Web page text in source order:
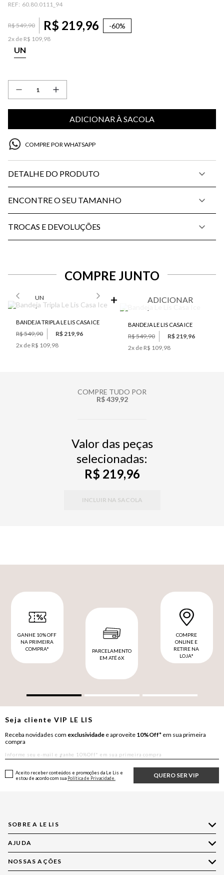
: 60.80.0111_94
R$549,90 R$ 219,96 -60%
2x de R$ 109,98
UN
ADICIONAR À SACOLA
COMPRE POR WHATSAPP
DETALHE DO PRODUTO
ENCONTRE O SEU TAMANHO
TROCAS E DEVOLUÇÕES
COMPRE JUNTO
UN
BANDEJA TRIPLA LE LIS CASA ICE
R$ 549,90
R$ 219,96
2x de R$ 109,98
ADICIONAR
BANDEJA LE LIS CASA ICE
R$ 549,90
R$ 219,96
2x de R$ 109,98
COMPRE TUDO POR
R$ 439,92
Valor das peças
selecionadas:
R$ 219,96
INCLUIR NA SACOLA
GANHE 10% OFF
NA PRIMEIRA
COMPRA*
PARCELAMENTO
EM ATÉ 6X
COMPRE
ONLINE E
RETIRE NA
LOJA*
Seja clienteVIP LE LIS
Receba novidades com exclusividade e aproveite 10%Off* em sua primeira
compra
QUERO SER VIP
Aceito receber conteúdos e promoções da Le Lis e
estou de acordo com sua Política de Privacidade.
SOBRE A LE LIS
Quem Somos
Nossas Lojas
AJUDA
Compre pelo WhatsApp
NOSSAS AÇÕES